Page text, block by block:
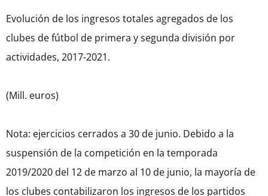
Evolución de los ingresos totales agregados de los
clubes de fútbol de primera y segunda división por
actividades, 2017-2021.
(Mill. euros)
Nota: ejercicios cerrados a 30 de junio. Debido a la
suspensión de la competición en la temporada
2019/2020 del 12 de marzo al 10 de junio, la mayoría de
los clubes contabilizaron los ingresos de los partidos